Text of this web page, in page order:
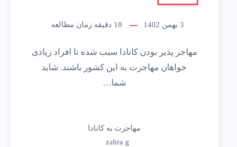
3 بهمن 1402 18 دقیقه زمان مطالعه
مهاجر پذیر بودن کانادا سبب شده تا افراد زیادی
خواهان مهاجرت به این کشور باشند. شاید
شما…
مهاجرت به کانادا
zahra g